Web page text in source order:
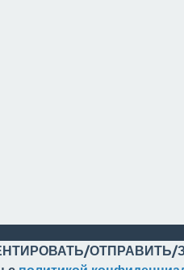
ОТПРАВИТЬ/